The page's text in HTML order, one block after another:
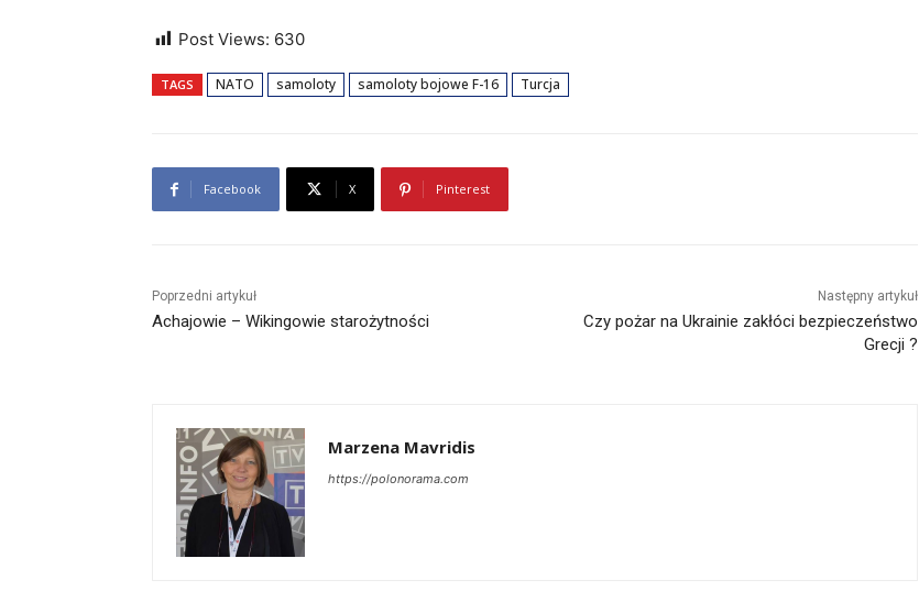
Post Views: 630
TAGS NATO samoloty samoloty bojowe F-16 Turcja
Facebook X Pinterest
Poprzedni artykuł
Achajowie – Wikingowie starożytności
Następny artykuł
Czy pożar na Ukrainie zakłóci bezpieczeństwo
Grecji ?
Marzena Mavridis
https://polonorama.com